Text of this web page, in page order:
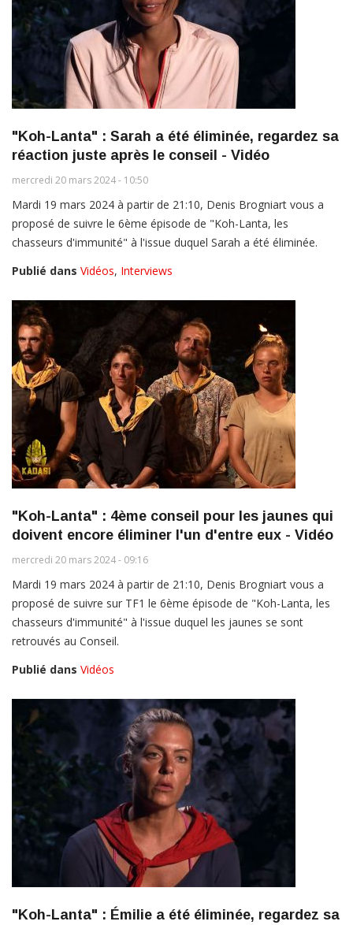
"Koh-Lanta" : Sarah a été éliminée, regardez sa
réaction juste après le conseil - Vidéo
mercredi 20 mars 2024 - 10:50
Mardi 19 mars 2024 à partir de 21:10, Denis Brogniart vous a
proposé de suivre le 6ème épisode de "Koh-Lanta, les
chasseurs d'immunité" à l'issue duquel Sarah a été éliminée.
Publié dans Vidéos, Interviews
"Koh-Lanta" : 4ème conseil pour les jaunes qui
doivent encore éliminer l'un d'entre eux - Vidéo
mercredi 20 mars 2024 - 09:16
Mardi 19 mars 2024 à partir de 21:10, Denis Brogniart vous a
proposé de suivre sur TF1 le 6ème épisode de "Koh-Lanta, les
chasseurs d'immunité" à l'issue duquel les jaunes se sont
retrouvés au Conseil.
Publié dans Vidéos
"Koh-Lanta" : Émilie a été éliminée, regardez sa